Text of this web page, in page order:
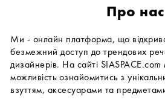
Про нас
Ми - онлайн платформа, що
безмежний доступ до трендових
дизайнерів. На сайті
можливість ознайомитись з
взуттям, аксесуарами та